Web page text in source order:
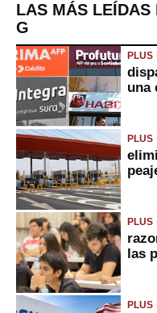
LAS MÁS LEÍDAS
G
PLUS
una
PLUS
PLUS
las
PLUS